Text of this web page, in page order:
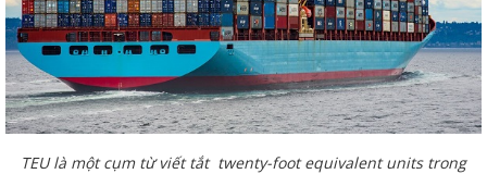
TEU là một cụm từ viết tắt twenty-foot equivalent units trong